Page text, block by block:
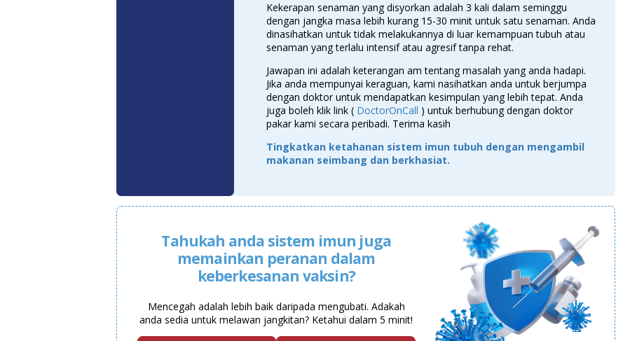
Kekerapan senaman yang disyorkan adalah 3 kali dalam seminggu
dengan jangka masa lebih kurang 15-30 minit untuk satu senaman. Anda
dinasihatkan untuk tidak melakukannya di luar kemampuan tubuh atau
senaman yang terlalu intensif atau agresif tanpa rehat.
Jawapan ini adalah keterangan am tentang masalah yang anda hadapi.
Jika anda mempunyai keraguan, kami nasihatkan anda untuk berjumpa
dengan doktor untuk mendapatkan kesimpulan yang lebih tepat. Anda
juga boleh klik link ( DoctorOnCall ) untuk berhubung dengan doktor
pakar kami secara peribadi. Terima kasih
Tingkatkan ketahanan sistem imun tubuh dengan mengambil
makanan seimbang dan berkhasiat.
Tahukah anda sistem imun juga
memainkan peranan dalam
keberkesanan vaksin?
Mencegah adalah lebih baik daripada mengubati. Adakah
anda sedia untuk melawan jangkitan? Ketahui dalam 5 minit!